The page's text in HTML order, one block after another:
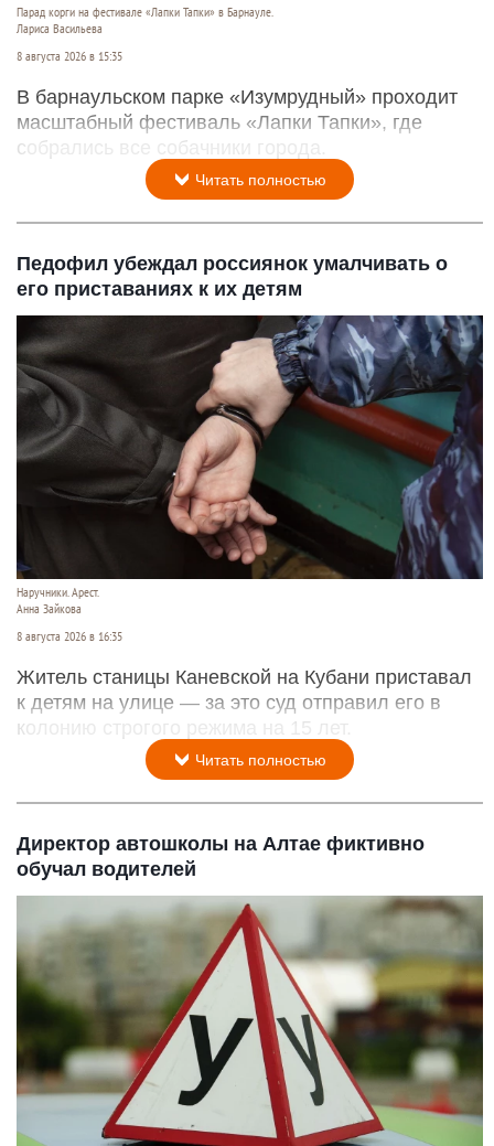
Парад корги на фестивале «Лапки Тапки» в Барнауле.
Лариса Васильева
8 августа 2026 в 15:35
В барнаульском парке «Изумрудный» проходит
масштабный фестиваль «Лапки Тапки», где
собрались все собачники города.
Читать полностью
Педофил убеждал россиянок умалчивать о
его приставаниях к их детям
Наручники. Арест.
Анна Зайкова
8 августа 2026 в 16:35
Житель станицы Каневской на Кубани приставал
к детям на улице — за это суд отправил его в
колонию строгого режима на 15 лет.
Читать полностью
Директор автошколы на Алтае фиктивно
обучал водителей